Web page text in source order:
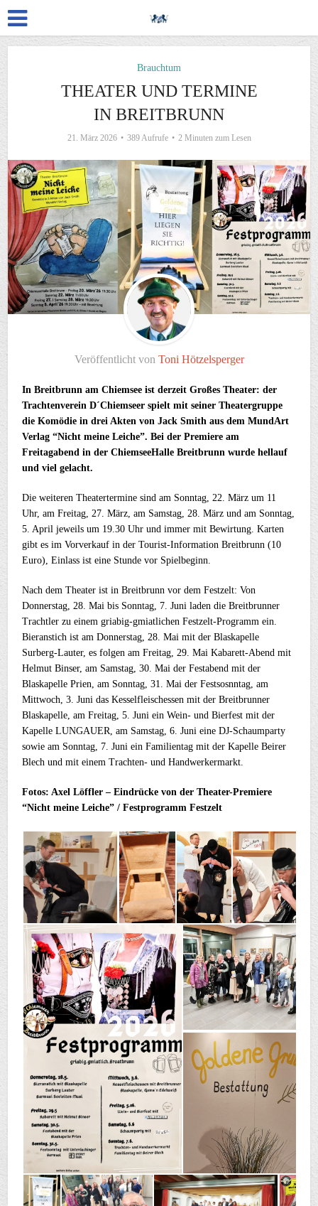
Brauchtum
THEATER UND TERMINE
IN BREITBRUNN
21. März 2026 389 Aufrufe 2 Minuten zum Lesen
Veröffentlicht von Toni Hötzelsperger
In Breitbrunn am Chiemsee ist derzeit Großes Theater: der
Trachtenverein D´Chiemseer spielt mit seiner Theatergruppe
die Komödie in drei Akten von Jack Smith aus dem MundArt
Verlag “Nicht meine Leiche”. Bei der Premiere am
Freitagabend in der ChiemseeHalle Breitbrunn wurde hellauf
und viel gelacht.
Die weiteren Theatertermine sind am Sonntag, 22. März um 11
Uhr, am Freitag, 27. März, am Samstag, 28. März und am Sonntag,
5. April jeweils um 19.30 Uhr und immer mit Bewirtung. Karten
gibt es im Vorverkauf in der Tourist-Information Breitbrunn (10
Euro), Einlass ist eine Stunde vor Spielbeginn.
Nach dem Theater ist in Breitbrunn vor dem Festzelt: Von
Donnerstag, 28. Mai bis Sonntag, 7. Juni laden die Breitbrunner
Trachtler zu einem griabig-gmiatlichen Festzelt-Programm ein.
Bieranstich ist am Donnerstag, 28. Mai mit der Blaskapelle
Surberg-Lauter, es folgen am Freitag, 29. Mai Kabarett-Abend mit
Helmut Binser, am Samstag, 30. Mai der Festabend mit der
Blaskapelle Prien, am Sonntag, 31. Mai der Festsosnntag, am
Mittwoch, 3. Juni das Kesselfleischessen mit der Breitbrunner
Blaskapelle, am Freitag, 5. Juni ein Wein- und Bierfest mit der
Kapelle LUNGAUER, am Samstag, 6. Juni eine DJ-Schaumparty
sowie am Sonntag, 7. Juni ein Familientag mit der Kapelle Beirer
Blech und mit einem Trachten- und Handwerkermarkt.
Fotos: Axel Löffler – Eindrücke von der Theater-Premiere
“Nicht meine Leiche” / Festprogramm Festzelt